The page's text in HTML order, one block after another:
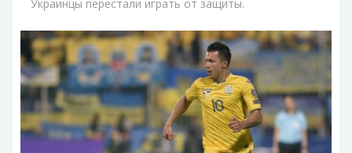
Украинцы перестали играть от защиты.